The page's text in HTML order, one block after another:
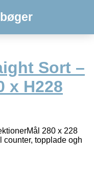
Sort –
x H228
280 x 228
counter, topplade ogh